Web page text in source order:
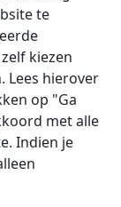
te
kiezen
Lees hierover
op "Ga
met alle
Indien je